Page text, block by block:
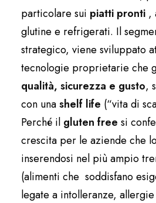
particolare sui piatti pronti ,
glutine e refrigerati. Il
strategico, viene sviluppato
tecnologie proprietarie che
qualità, sicurezza e gusto,
con unashelf life (“vita di
Perché il gluten free si
crescita per le aziende che
inserendosi nel più ampio
(alimenti che soddisfano
legate a intolleranze,